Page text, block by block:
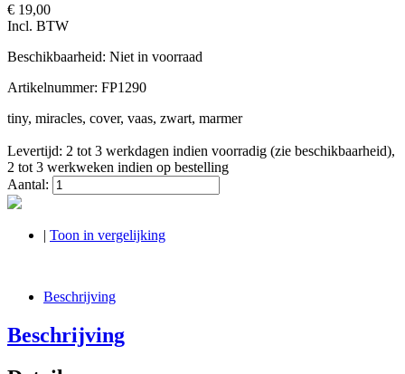
€ 19,00
Incl. BTW
Beschikbaarheid: Niet in voorraad
Artikelnummer: FP1290
tiny, miracles, cover, vaas, zwart, marmer
Levertijd: 2 tot 3 werkdagen indien voorradig (zie beschikbaarheid),
2 tot 3 werkweken indien op bestelling
Aantal:
| Toon in vergelijking
Beschrijving
Beschrijving